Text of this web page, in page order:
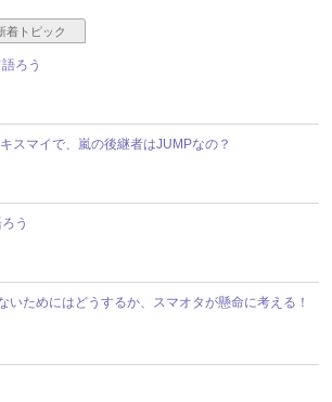
着トピック
ろう
スマイで、嵐の後継者はJUMPなの？
う
いためにはどうするか、スマオタが懸命に考える！